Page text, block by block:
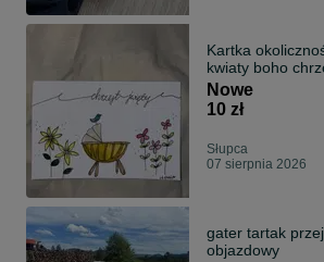
Kartka
kwiaty boho
Nowe
10 zł
Słupca
07 sierpnia 2026
gater tartak
objazdowy